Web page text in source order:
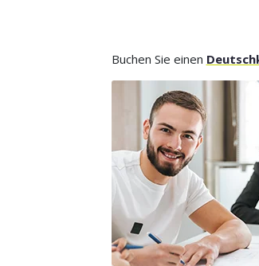
Buchen Sie einen